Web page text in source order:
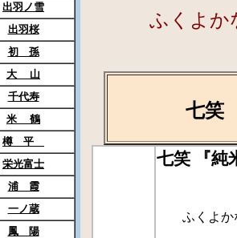
出羽ノ雪
出羽桜
初 孫
大 山
千代寿
米 鶴
樽 平
栄光富士
浦 霞
一ノ蔵
鳳 陽
ふくよか
七笑 『純
七笑 『純
ふくよかな